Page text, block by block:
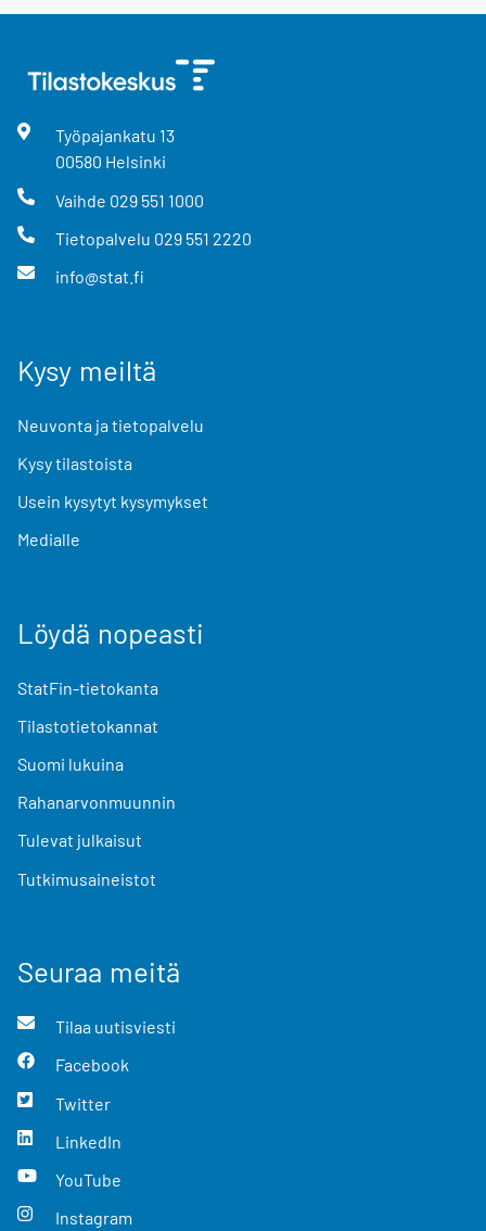
Työpajankatu 13
00580 Helsinki
Vaihde 029 551 1000
Tietopalvelu 029 551 2220
info@stat.fi
Kysy meiltä
Neuvonta ja tietopalvelu
Kysy tilastoista
Usein kysytyt kysymykset
Medialle
Löydä nopeasti
StatFin-tietokanta
Tilastotietokannat
Suomi lukuina
Rahanarvonmuunnin
Tulevat julkaisut
Tutkimusaineistot
Seuraa meitä
Tilaa uutisviesti
Facebook
Twitter
LinkedIn
YouTube
Instagram